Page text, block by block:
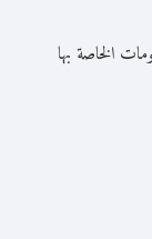
الخاصة بها